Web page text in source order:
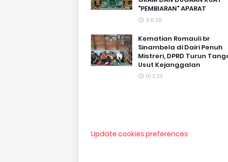
"PEMBIARAN" APARAT
3.6.26
Kematian Romauli br
Sinambela di Dairi Penuh
Mistreri, DPRD Turun
Usut Kejanggalan
10.2.25
Update cookies preferences